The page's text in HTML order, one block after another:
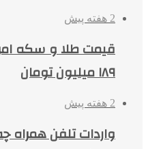
2 هفته پیش
قیمت طلا و سکه
۱۸۹ میلیون تومان
2 هفته پیش
واردات تلفن همراه